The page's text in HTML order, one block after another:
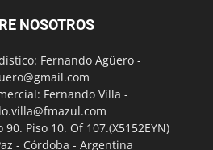
NOSOTROS
Fernando Agüero -
Fernando Villa -
Piso 10. Of 107.(X5152EYN)
- Córdoba - Argentina